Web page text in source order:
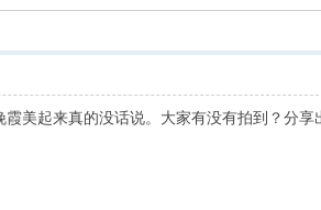
美起来真的没话说。大家有没有拍到？分享